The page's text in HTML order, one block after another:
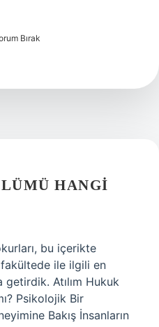
Bırak
HANGI
bu içerikte
ile ilgili en
getirdik. Atılım Hukuk
Psikolojik Bir
Bakış İnsanların